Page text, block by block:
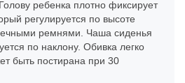
ребенка плотно фиксирует
регулируется по высоте
ремнями. Чаша сиденья
по наклону. Обивка легко
быть постирана при 30